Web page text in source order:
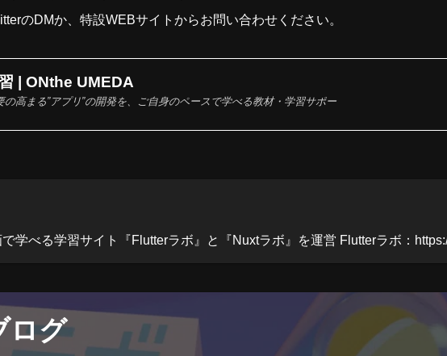
のDMか、 特設WEBサイト からお問い合わせください。
| ONthe UMEDA
高まる”アプリ”の開発を、ご自身のペースで学べる教材・学習サポー
学べる学習サイト『Flutterラボ』と『Nuxtラボ』を運営 Flutterラボ：
ログ